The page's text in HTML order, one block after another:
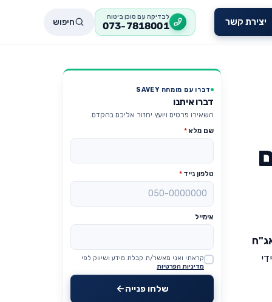
יצירת קשר לבדיקה עם סוכן ביטוח
073-7818001 חיפוש
דברו עם מומחה SAVEY
דברו איתנו
השאירו פרטים ויועץ יחזור אליכם בהקדם.
שם מלא*
טלפון נייד *
אימייל
Website
קראתי ואני מאשר/ת קבלת מידע ושיווק לפי
מדיניות הפרטיות
שלחו פנייה